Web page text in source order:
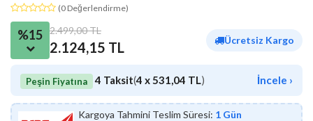
(0 Değerlendirme)
%15 2.499,00 TL
2.124,15 TL Ücretsiz Kargo
Peşin Fiyatına 4 Taksit(4 x 531,04 TL) İncele ›
Kargoya Tahmini Teslim Süresi: 1 Gün